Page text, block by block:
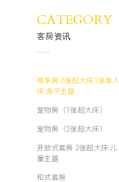
CATEGORY
客房资讯
尊享房 2张超大床1张单人
床 亲子主题
宠物房（1张超大床）
宠物房（2张超大床）
开放式套房 2张超大床 儿
童主题
和式套房